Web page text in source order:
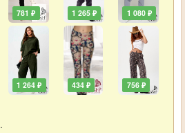
781 ₽
1 264 ₽
1 265 ₽
434 ₽
1 080 ₽
756 ₽
.